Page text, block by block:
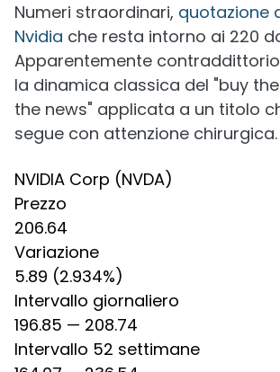
Numeri straordinari, quotazione
Nvidia che resta intorno ai 220
Apparentemente
la dinamica classica del "buy
the news" applicata a un titolo
segue con attenzione chirurgica.
NVIDIA Corp (NVDA)
Prezzo
206.64
Variazione
5.89 (2.934%)
Intervallo giornaliero
196.85 — 208.74
Intervallo 52 settimane